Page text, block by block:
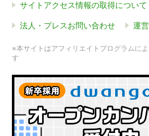
サイトアクセス情報の取得について
法人・プレスお問い合わせ 運
※本サイトはアフィリエイトプログラムに
す